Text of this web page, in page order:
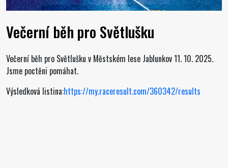
Večerní běh pro Světlušku
Večerní běh pro Světlušku v Městském lese Jablunkov 11. 10. 2025.
Jsme poctěni pomáhat.
Výsledková listina:https://my.raceresult.com/360342/results